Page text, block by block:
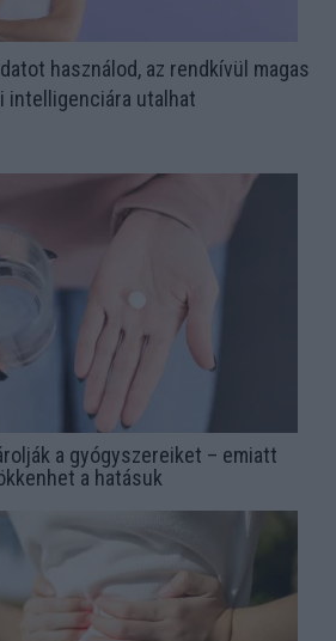
használod, az rendkívül magas
intelligenciára utalhat
a gyógyszereiket – emiatt
a hatásuk